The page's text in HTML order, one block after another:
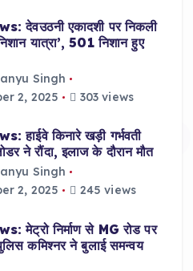
देवउठनी एकादशी पर निकली
यात्रा’, 501 निशान हुए
Singh
2, 2025
303 views
हाईवे किनारे खड़ी गर्भवती
ने रौंदा, इलाज के दौरान मौत
Singh
2, 2025
245 views
मेट्रो निर्माण से MG रोड पर
कमिश्नर ने बुलाई समन्वय